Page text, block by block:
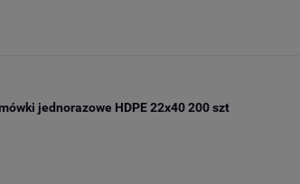
jednorazowe HDPE 22x40 200 szt